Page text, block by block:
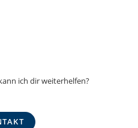
ich dir weiterhelfen?